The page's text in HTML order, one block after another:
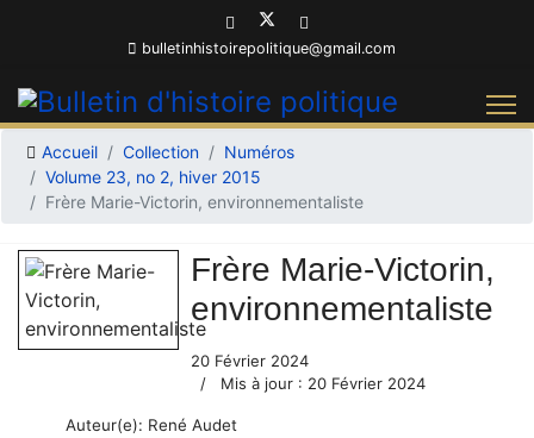
bulletinhistoirepolitique@gmail.com
Accueil Collection
Numéros
Volume 23, no 2, hiver 2015
Frère Marie-Victorin, environnementaliste
Frère Marie-Victorin,
environnementaliste
20 Février 2024
Mis à jour : 20 Février 2024
Auteur(e): René Audet